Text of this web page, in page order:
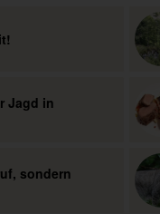
Jagd in
sondern